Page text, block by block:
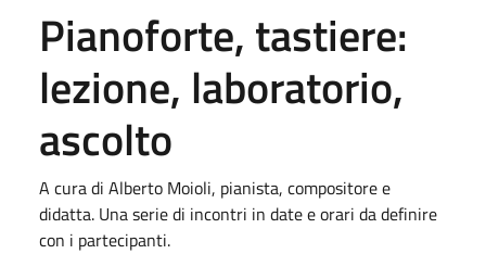
Pianoforte, tastiere:
lezione, laboratorio,
ascolto
A cura di Alberto Moioli, pianista, compositore e
didatta. Una serie di incontri in date e orari da definire
con i partecipanti.